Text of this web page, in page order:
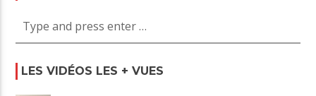
LES VIDÉOS LES + VUES